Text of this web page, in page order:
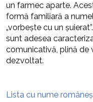
un farmec aparte.
formă familiară a
„vorbește cu un
sunt adesea
comunicativă, plină de
dezvoltat.
Lista cu nume